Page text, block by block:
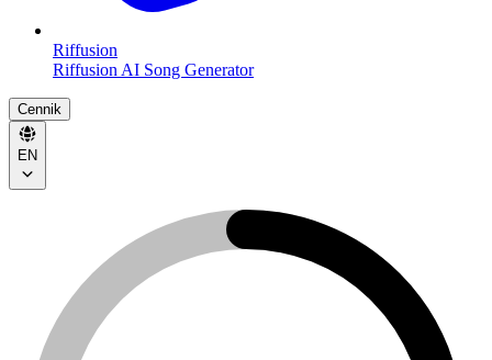
Riffusion
Riffusion AI Song Generator
Cennik
EN